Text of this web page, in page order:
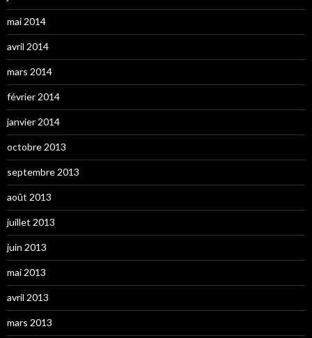
mai 2014
avril 2014
mars 2014
février 2014
janvier 2014
octobre 2013
septembre 2013
août 2013
juillet 2013
juin 2013
mai 2013
avril 2013
mars 2013